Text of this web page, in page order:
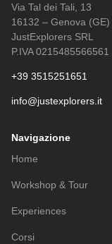
Via Tal dei Tali, 13
16132 – Genova (GE)
JustExplorers SRL
P.IVA 0215485566561
+39 3515251651
info@justexplorers.it
Navigazione
Home
Workshop & Tour
Experiences
Corsi